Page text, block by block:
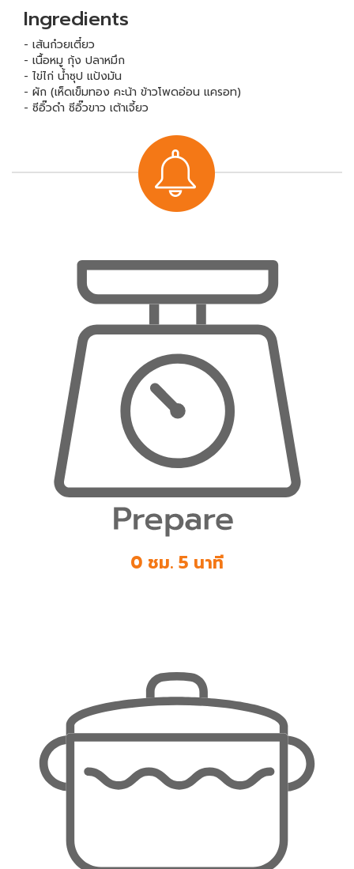
Ingredients
- เส้นก๋วยเตี๋ยว
- เนื้อหมู กุ้ง ปลาหมึก
- ไข่ไก่ น้ำซุป แป้งมัน
- ผัก (เห็ดเข็มทอง คะน้า ข้าวโพดอ่อน แครอท)
- ซีอิ๊วดำ ซีอิ๊วขาว เต้าเจี้ยว
0 ชม. 5 นาที